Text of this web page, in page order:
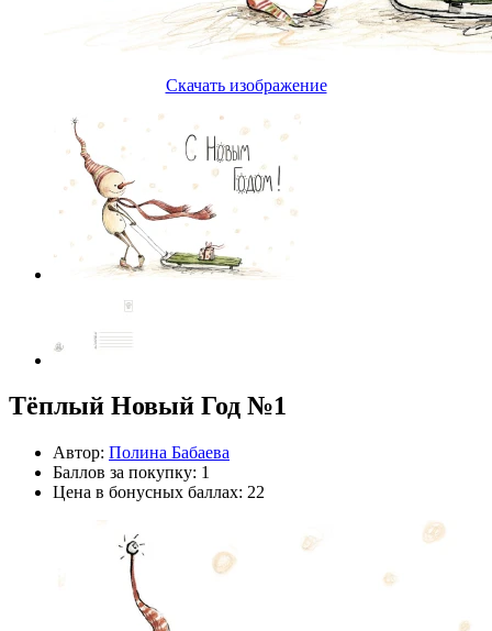
Скачать изображение
Тёплый Новый Год №1
Автор: Полина Бабаева
Баллов за покупку: 1
Цена в бонусных баллах: 22